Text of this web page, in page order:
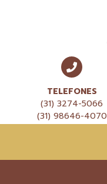
TELEFONES
(31) 3274-5066
(31) 98646-4070